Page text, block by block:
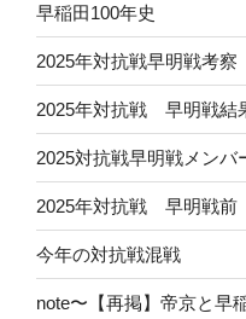
早稲田100年史
2025年対抗戦早明戦考察
2025年対抗戦 早明戦結
2025対抗戦早明戦メンバ
2025年対抗戦 早明戦前
今年の対抗戦混戦
note〜【再掲】帝京と早